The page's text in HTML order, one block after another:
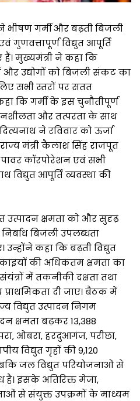
भीषण गर्मी और बढ़ती बिजली
गुणवत्तापूर्ण विद्युत आपूर्ति
हैं। मुख्यमंत्री ने कहा कि
और उद्योगों को बिजली संकट का
सभी स्तरों पर सतत
कि गर्मी के इस चुनौतीपूर्ण
और तत्परता के साथ
ने रविवार को ऊर्जा
मंत्री कैलाश सिंह राजपूत
पावर कॉरपोरेशन एवं सभी
विद्युत आपूर्ति व्यवस्था की
उत्पादन क्षमता को और सुदृढ़
बिजली उपलब्धता
उन्होंने कहा कि बढ़ती विद्युत
की अधिकतम क्षमता का
में तकनीकी दक्षता तथा
प्राथमिकता दी जाए। बैठक में
विद्युत उत्पादन निगम
क्षमता बढ़कर 13,388
ओबरा, हरदुआगंज, परीछा,
विद्युत गृहों की 9,120
जल विद्युत परियोजनाओं से
है। इसके अतिरिक्त मेजा,
से संयुक्त उपक्रमों के माध्यम